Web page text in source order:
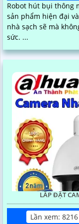
Robot hút bụi thông
sản phẩm hiện đại
nhà sạch sẽ mà
sức. ...
LẮP ĐẶT
Lần xem: 8216